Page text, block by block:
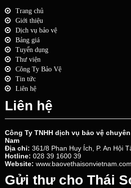
Trang chủ
Giới thiệu
Dịch vụ bảo vệ
Bảng giá
Tuyển dụng
Thư viện
Công Ty Bảo Vệ
Tin tức
Liên hệ
Liên hệ
Công Ty TNHH dịch vụ bảo vệ
Nam
Địa chỉ: 361/8 Phan Huy Ích, P. An Hội
Hotline: 028 39 1600 39
Website: www.baovethaisonvietnam.com
Gửi thư cho Thái